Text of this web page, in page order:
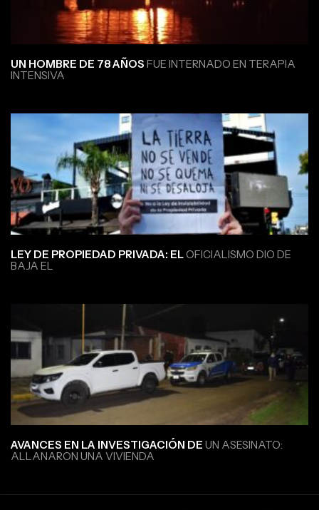
UN HOMBRE DE 78 AÑOS FUE INTERNADO EN TERAPIA
INTENSIVA
LEY DE PROPIEDAD PRIVADA: ELOFICIALISMO DIO DE
BAJA EL
AVANCES EN LA INVESTIGACIÓN DE UN ASESINATO:
ALLANARON UNA VIVIENDA